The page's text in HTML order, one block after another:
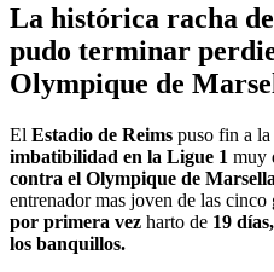
La histórica racha
pudo terminar
Olympique de
El Estadio de Reims puso fin a la
imbatibilidad en la Ligue 1 muy
contra el Olympique de
entrenador mas joven de las cinco
por primera vez harto de 19
los banquillos.